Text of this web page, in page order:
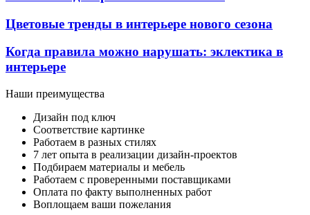
Цветовые тренды в интерьере нового сезона
Когда правила можно нарушать: эклектика в
интерьере
Наши преимущества
Дизайн под ключ
Соответствие картинке
Работаем в разных стилях
7 лет опыта в реализации дизайн-проектов
Подбираем материалы и мебель
Работаем с проверенными поставщиками
Оплата по факту выполненных работ
Воплощаем ваши пожелания